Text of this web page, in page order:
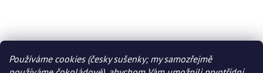
Používáme cookies (česky sušenky; my samozřejmě